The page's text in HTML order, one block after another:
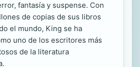
fantasía y suspense. Con
de copias de sus libros
el mundo, King se ha
uno de los escritores más
de la literatura